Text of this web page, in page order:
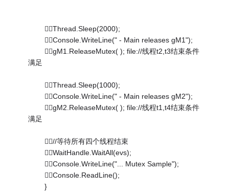
Thread.Sleep(2000);
Console.WriteLine(" - Main releases gM1");
gM1.ReleaseMutex( ); file://线程t2,t3结束条件
满足
Thread.Sleep(1000);
Console.WriteLine(" - Main releases gM2");
gM2.ReleaseMutex( ); file://线程t1,t4结束条件
满足
//等待所有四个线程结束
WaitHandle.WaitAll(evs);
Console.WriteLine("... Mutex Sample");
Console.ReadLine();
}